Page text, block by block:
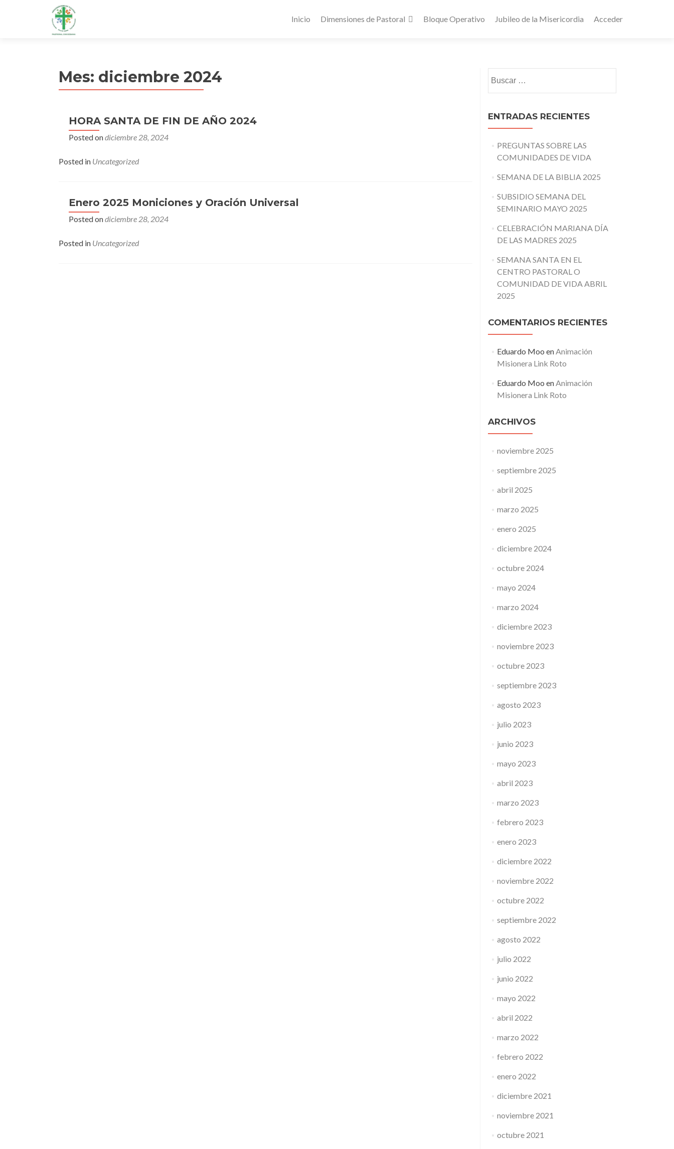
Inicio Dimensiones de Pastoral Bloque Operativo Jubileo de la Misericordia Acceder
Mes: diciembre 2024
HORA SANTA DE FIN DE AÑO 2024
Posted ondiciembre 28, 2024
Posted in Uncategorized
Enero 2025 Moniciones y Oración Universal
Posted ondiciembre 28, 2024
Posted in Uncategorized
ENTRADAS RECIENTES
PREGUNTAS SOBRE LAS
COMUNIDADES DE VIDA
SEMANA DE LA BIBLIA 2025
SUBSIDIO SEMANA DEL
SEMINARIO MAYO 2025
CELEBRACIÓN MARIANA DÍA
DE LAS MADRES 2025
SEMANA SANTA EN EL
CENTRO PASTORAL O
COMUNIDAD DE VIDA ABRIL
2025
COMENTARIOS RECIENTES
Eduardo Moo enAnimación
Misionera Link Roto
Eduardo Moo enAnimación
Misionera Link Roto
ARCHIVOS
noviembre 2025
septiembre 2025
abril 2025
marzo 2025
enero 2025
diciembre 2024
octubre 2024
mayo 2024
marzo 2024
diciembre 2023
noviembre 2023
octubre 2023
septiembre 2023
agosto 2023
julio 2023
junio 2023
mayo 2023
abril 2023
marzo 2023
febrero 2023
enero 2023
diciembre 2022
noviembre 2022
octubre 2022
septiembre 2022
agosto 2022
julio 2022
junio 2022
mayo 2022
abril 2022
marzo 2022
febrero 2022
enero 2022
diciembre 2021
noviembre 2021
octubre 2021